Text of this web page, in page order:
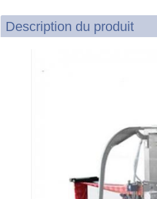
Description du produit